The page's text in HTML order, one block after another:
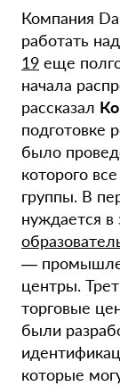
Компания
работать
19 еще
начала
рассказал
подготовке
было
которого
группы. В
нуждается
—
центры.
торговые
были
которые